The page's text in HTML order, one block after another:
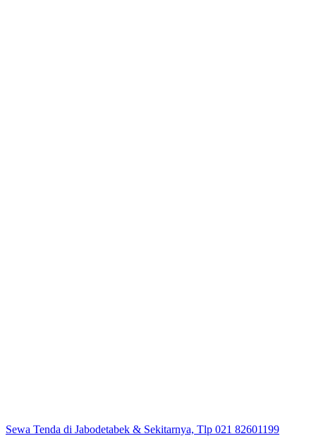
Sewa Tenda di Jabodetabek & Sekitarnya, Tlp 021 82601199